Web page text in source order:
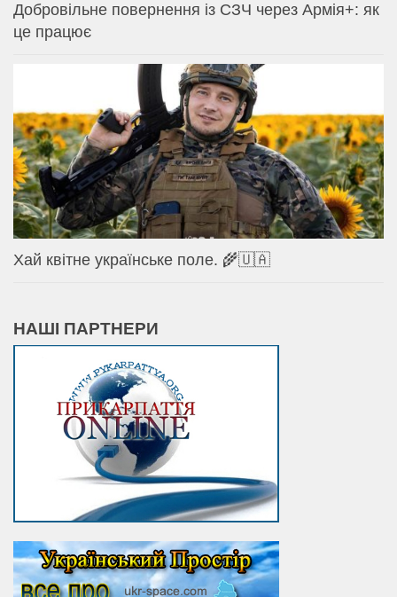
Добровільне повернення із СЗЧ через Армія+: як
це працює
Хай квітне українське поле. 🌾🇺🇦
НАШІ ПАРТНЕРИ